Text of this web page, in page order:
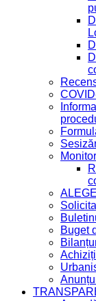
Buget